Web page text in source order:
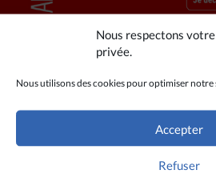
Nous respectons
privée.
Nous utilisons des cookies pour optimiser notre
Accepter
Refuser
A LIRE